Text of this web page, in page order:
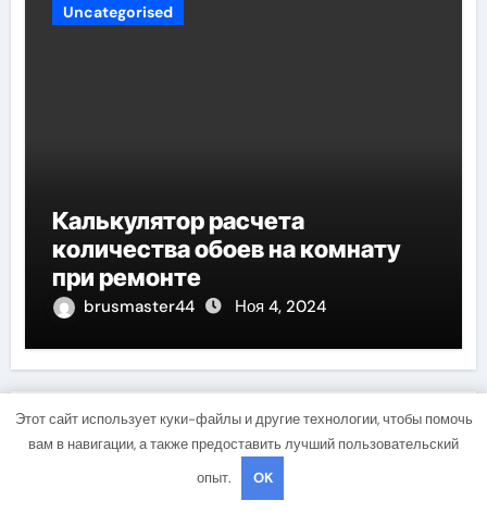
Uncategorised
Калькулятор расчета
количества обоев на комнату
при ремонте
brusmaster44 Ноя 4, 2024
Добавить комментарий
Для отправки комментария вам необходимо
Этот сайт использует куки-файлы и другие технологии, чтобы помочь
вам в навигации, а также предоставить лучший пользовательский
опыт.
OK